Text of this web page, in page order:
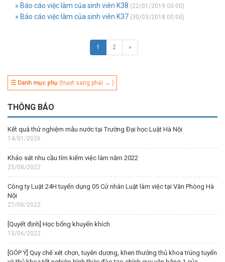
» Báo cáo việc làm của sinh viên K38 (22/01/2019 00:00)
» Báo cáo việc làm của sinh viên K37 (30/03/2018 00:00)
1 2 »
☰ Danh mục phụ (trượt sang phải → )
THÔNG BÁO
Kết quả thử nghiệm mẫu nước tại Trường Đại học Luật Hà Nội
14/01/2026
Khảo sát nhu cầu tìm kiếm việc làm năm 2022
25/08/2022
Công ty Luật 24H tuyển dụng 05 Cử nhân Luật làm việc tại Văn Phòng Hà
Nội
27/06/2022
[Quyết định] Học bổng khuyến khích
13/06/2022
[GÓP Ý] Quy chế xét chọn, tuyên dương, khen thưởng thủ khoa trúng tuyển